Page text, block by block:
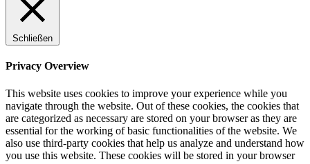
Schließen
Privacy Overview
This website uses cookies to improve your experience while you
navigate through the website. Out of these cookies, the cookies that
are categorized as necessary are stored on your browser as they are
essential for the working of basic functionalities of the website. We
also use third-party cookies that help us analyze and understand how
you use this website. These cookies will be stored in your browser